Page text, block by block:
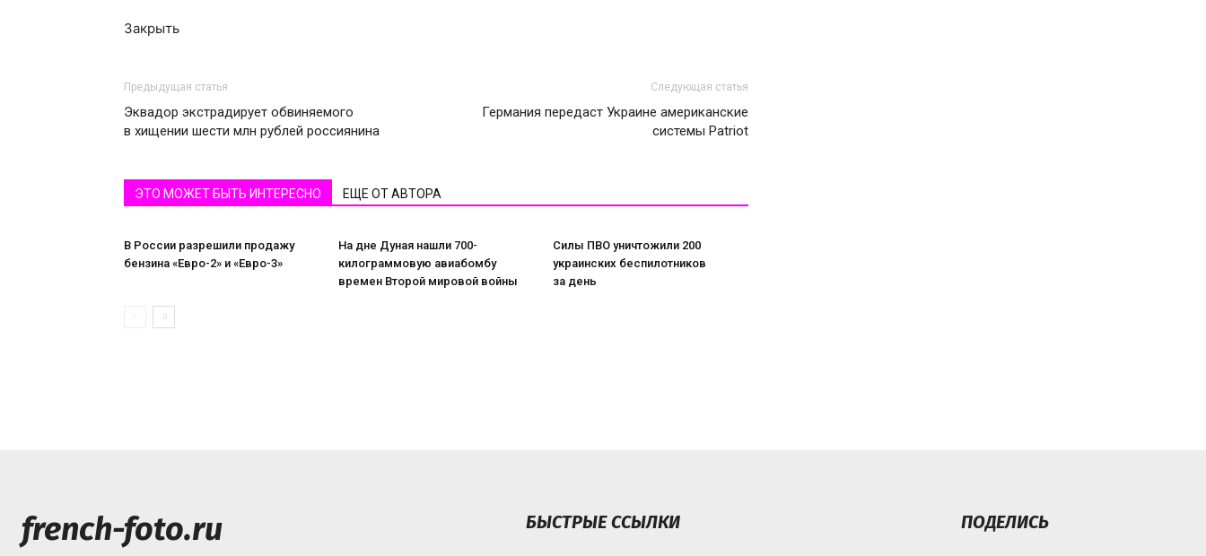
Закрыть
Предыдущая статья
Эквадор экстрадирует обвиняемого
в хищении шести млн рублей россиянина
Следующая статья
Германия передаст Украине американские
системы Patriot
ЭТО МОЖЕТ БЫТЬ ИНТЕРЕСНО ЕЩЕ ОТ АВТОРА
В России разрешили продажу
бензина «Евро-2» и «Евро-3»
На дне Дуная нашли 700-
килограммовую авиабомбу
времен Второй мировой войны
Силы ПВО уничтожили 200
украинских беспилотников
за день
french-foto.ru БЫСТРЫЕ ССЫЛКИ ПОДЕЛИСЬ